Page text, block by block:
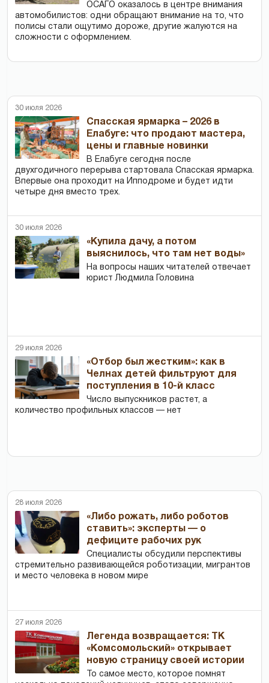
ОСАГО оказалось в центре внимания
автомобилистов: одни обращают внимание на то, что
полисы стали ощутимо дороже, другие жалуются на
сложности с оформлением.
30 июля 2026
Спасская ярмарка – 2026 в
Елабуге: что продают мастера,
цены и главные новинки
В Елабуге сегодня после
двухгодичного перерыва стартовала Спасская ярмарка.
Впервые она проходит на Ипподроме и будет идти
четыре дня вместо трех.
30 июля 2026
«Купила дачу, а потом
выяснилось, что там нет воды»
На вопросы наших читателей отвечает
юрист Людмила Головина
29 июля 2026
«Отбор был жестким»: как в
Челнах детей фильтруют для
поступления в 10-й класс
Число выпускников растет, а
количество профильных классов — нет
28 июля 2026
«Либо рожать, либо роботов
ставить»: эксперты — о
дефиците рабочих рук
Специалисты обсудили перспективы
стремительно развивающейся роботизации, мигрантов
и место человека в новом мире
27 июля 2026
Легенда возвращается: ТК
«Комсомольский» открывает
новую страницу своей истории
То самое место, которое помнят